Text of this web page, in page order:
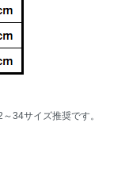
34サイズ推奨です。